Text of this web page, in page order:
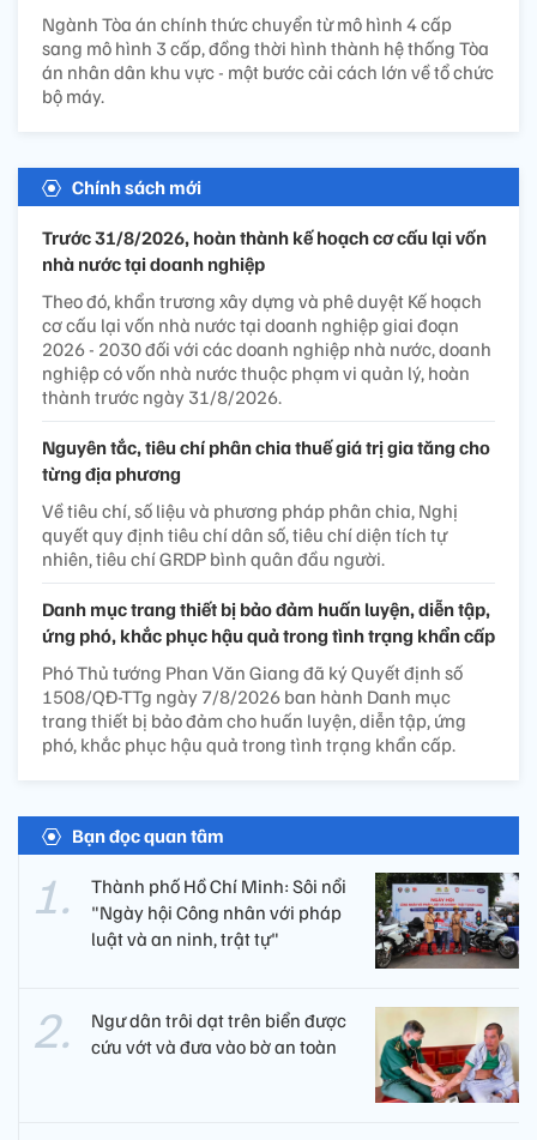
Ngành Tòa án chính thức chuyển từ mô hình 4 cấp
sang mô hình 3 cấp, đồng thời hình thành hệ thống Tòa
án nhân dân khu vực - một bước cải cách lớn về tổ chức
bộ máy.
Chính sách mới
Trước 31/8/2026, hoàn thành kế hoạch cơ cấu lại vốn
nhà nước tại doanh nghiệp
Theo đó, khẩn trương xây dựng và phê duyệt Kế hoạch
cơ cấu lại vốn nhà nước tại doanh nghiệp giai đoạn
2026 - 2030 đối với các doanh nghiệp nhà nước, doanh
nghiệp có vốn nhà nước thuộc phạm vi quản lý, hoàn
thành trước ngày 31/8/2026.
Nguyên tắc, tiêu chí phân chia thuế giá trị gia tăng cho
từng địa phương
Về tiêu chí, số liệu và phương pháp phân chia, Nghị
quyết quy định tiêu chí dân số, tiêu chí diện tích tự
nhiên, tiêu chí GRDP bình quân đầu người.
Danh mục trang thiết bị bảo đảm huấn luyện, diễn tập,
ứng phó, khắc phục hậu quả trong tình trạng khẩn cấp
Phó Thủ tướng Phan Văn Giang đã ký Quyết định số
1508/QĐ-TTg ngày 7/8/2026 ban hành Danh mục
trang thiết bị bảo đảm cho huấn luyện, diễn tập, ứng
phó, khắc phục hậu quả trong tình trạng khẩn cấp.
Bạn đọc quan tâm
Thành phố Hồ Chí Minh: Sôi nổi
"Ngày hội Công nhân với pháp
luật và an ninh, trật tự"
Ngư dân trôi dạt trên biển được
cứu vớt và đưa vào bờ an toàn